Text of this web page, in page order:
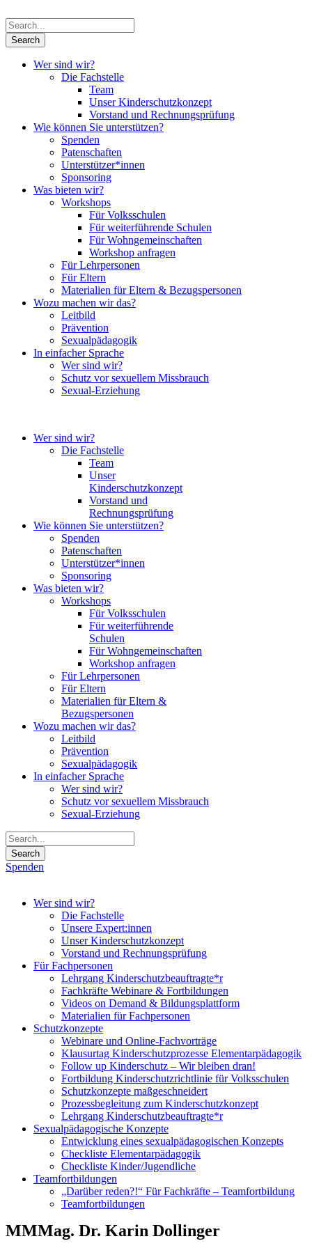
Wer sind wir?
Die Fachstelle
Team
Unser Kinderschutzkonzept
Vorstand und Rechnungsprüfung
Wie können Sie unterstützen?
Spenden
Patenschaften
Unterstützer*innen
Sponsoring
Was bieten wir?
Workshops
Für Volksschulen
Für weiterführende Schulen
Für Wohngemeinschaften
Workshop anfragen
Für Lehrpersonen
Für Eltern
Materialien für Eltern & Bezugspersonen
Wozu machen wir das?
Leitbild
Prävention
Sexualpädagogik
In einfacher Sprache
Wer sind wir?
Schutz vor sexuellem Missbrauch
Sexual-Erziehung
Wer sind wir?
Die Fachstelle
Team
Unser
Kinderschutzkonzept
Vorstand und
Rechnungsprüfung
Wie können Sie unterstützen?
Spenden
Patenschaften
Unterstützer*innen
Sponsoring
Was bieten wir?
Workshops
Für Volksschulen
Für weiterführende
Schulen
Für Wohngemeinschaften
Workshop anfragen
Für Lehrpersonen
Für Eltern
Materialien für Eltern &
Bezugspersonen
Wozu machen wir das?
Leitbild
Prävention
Sexualpädagogik
In einfacher Sprache
Wer sind wir?
Schutz vor sexuellem Missbrauch
Sexual-Erziehung
Spenden
Wer sind wir?
Die Fachstelle
Unsere Expert:innen
Unser Kinderschutzkonzept
Vorstand und Rechnungsprüfung
Für Fachpersonen
Lehrgang Kinderschutzbeauftragte*r
Fachkräfte Webinare & Fortbildungen
Videos on Demand & Bildungsplattform
Materialien für Fachpersonen
Schutzkonzepte
Webinare und Online-Fachvorträge
Klausurtag Kinderschutzprozesse Elementarpädagogik
Follow up Kinderschutz – Wir bleiben dran!
Fortbildung Kinderschutzrichtlinie für Volksschulen
Schutzkonzepte maßgeschneidert
Prozessbegleitung zum Kinderschutzkonzept
Lehrgang Kinderschutzbeauftragte*r
Sexualpädagogische Konzepte
Entwicklung eines sexualpädagogischen Konzepts
Checkliste Elementarpädagogik
Checkliste Kinder/Jugendliche
Teamfortbildungen
„Darüber reden?!“ Für Fachkräfte – Teamfortbildung
Teamfortbildungen
MMMag. Dr. Karin Dollinger